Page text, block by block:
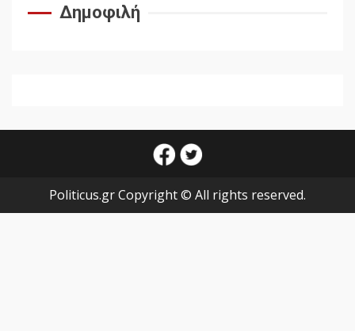
Δημοφιλή
facebook
Politicus.gr Copyright © All rights reserved.